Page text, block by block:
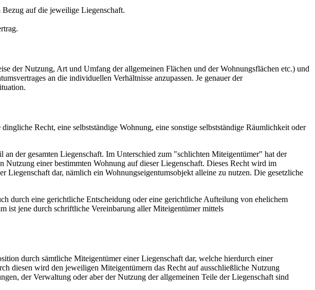
auf die jeweilige Liegenschaft.
der Nutzung, Art und Umfang der allgemeinen Flächen und der Wohnungsflächen etc.) und
an die individuellen Verhältnisse anzupassen. Je genauer der
Recht, eine selbstständige Wohnung, eine sonstige selbstständige Räumlichkeit oder
der gesamten Liegenschaft. Im Unterschied zum "schlichten Miteigentümer" hat der
Nutzung einer bestimmten Wohnung auf dieser Liegenschaft. Dieses Recht wird im
dar, nämlich ein Wohnungseigentumsobjekt alleine zu nutzen. Die gesetzliche
durch eine gerichtliche Entscheidung oder eine gerichtliche Aufteilung von ehelichem
ist jene durch schriftliche Vereinbarung aller Miteigentümer mittels
durch sämtliche Miteigentümer einer Liegenschaft dar, welche hierdurch einer
diesen wird den jeweiligen Miteigentümern das Recht auf ausschließliche Nutzung
der Verwaltung oder aber der Nutzung der allgemeinen Teile der Liegenschaft sind